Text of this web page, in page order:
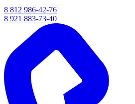
8 812 986-42-76
8 921 883-73-40